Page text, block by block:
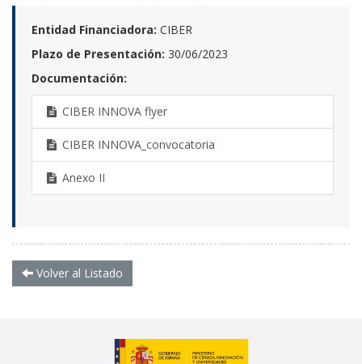
Entidad Financiadora: CIBER
Plazo de Presentación: 30/06/2023
Documentación:
CIBER INNOVA flyer
CIBER INNOVA_convocatoria
Anexo II
Volver al Listado